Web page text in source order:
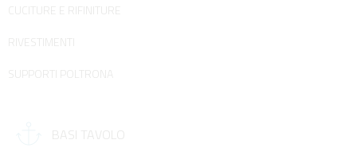
CUCITURE E RIFINITURE
RIVESTIMENTI
SUPPORTI POLTRONA
BASI TAVOLO